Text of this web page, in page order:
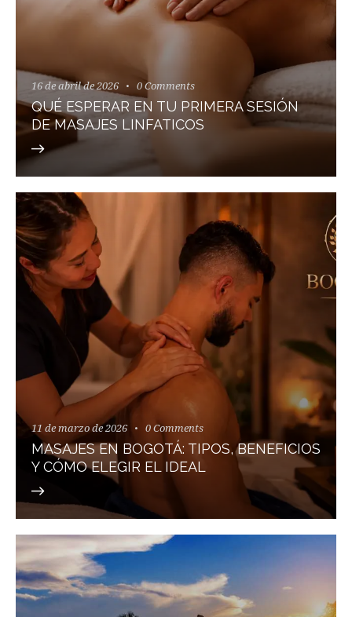
16 de abril de 2026 0 Comments
QUÉ ESPERAR EN TU PRIMERA SESIÓN
DE MASAJES LINFATICOS
11 de marzo de 2026 0 Comments
MASAJES EN BOGOTÁ: TIPOS, BENEFICIOS
Y CÓMO ELEGIR EL IDEAL